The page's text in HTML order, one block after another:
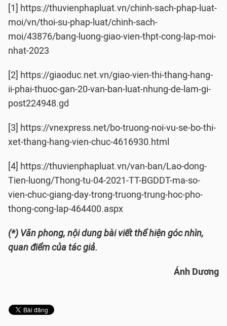
[1] https://thuvienphapluat.vn/chinh-sach-phap-luat-
moi/vn/thoi-su-phap-luat/chinh-sach-
moi/43876/bang-luong-giao-vien-thpt-cong-lap-moi-
nhat-2023
[2] https://giaoduc.net.vn/giao-vien-thi-thang-hang-
ii-phai-thuoc-gan-20-van-ban-luat-nhung-de-lam-gi-
post224948.gd
[3] https://vnexpress.net/bo-truong-noi-vu-se-bo-thi-
xet-thang-hang-vien-chuc-4616930.html
[4] https://thuvienphapluat.vn/van-ban/Lao-dong-
Tien-luong/Thong-tu-04-2021-TT-BGDDT-ma-so-
vien-chuc-giang-day-trong-truong-trung-hoc-pho-
thong-cong-lap-464400.aspx
(*) Văn phong, nội dung bài viết thể hiện góc nhìn,
quan điểm của tác giả.
Ánh Dương